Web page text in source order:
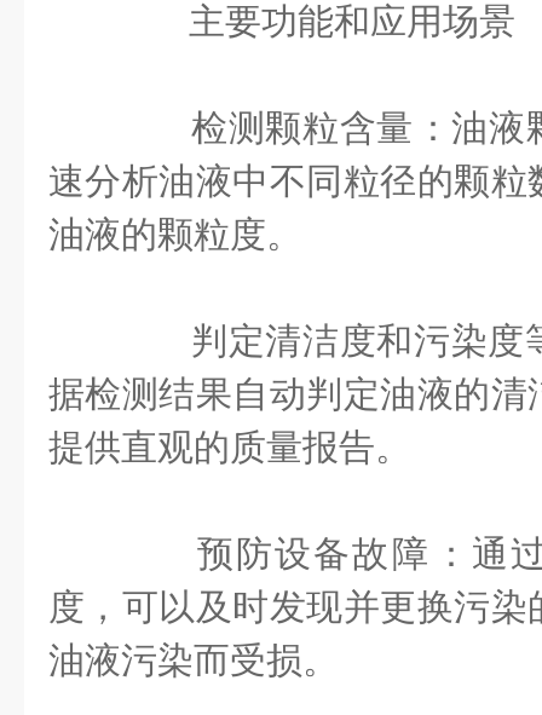
主要功能和应用场景
检测颗粒含量‌：油液
速分析油液中不同粒径的颗
油液的颗粒度‌。
判定清洁度和污染度
据检测结果自动判定油液的
提供直观的质量报告‌。
预防设备故障‌：通过
度，可以及时发现并更换污
油液污染而受损‌。